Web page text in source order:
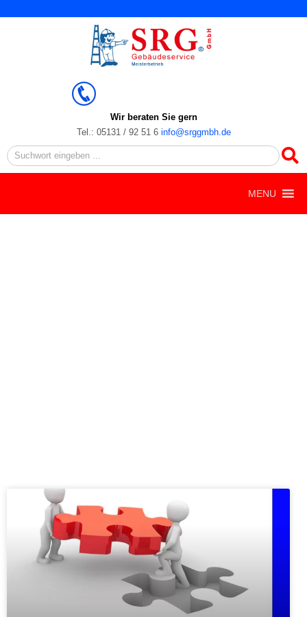
Wir beraten Sie gern
Tel.: 05131 / 92 51 6 info@srggmbh.de
Search
MENU